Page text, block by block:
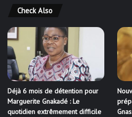
Check Also
Déjà 6 mois de détention pour
Marguerite Gnakadé : Le
quotidien extrêmement difficile